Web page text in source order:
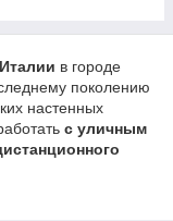
в городе
поколению
настенных
с уличным
от